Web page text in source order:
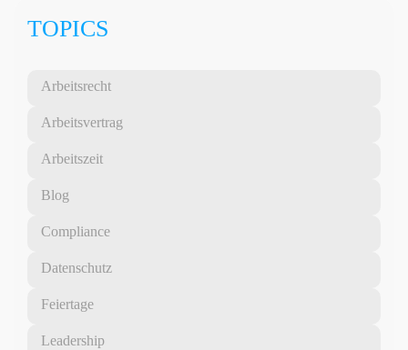
TOPICS
Arbeitsrecht
Arbeitsvertrag
Arbeitszeit
Blog
Compliance
Datenschutz
Feiertage
Leadership